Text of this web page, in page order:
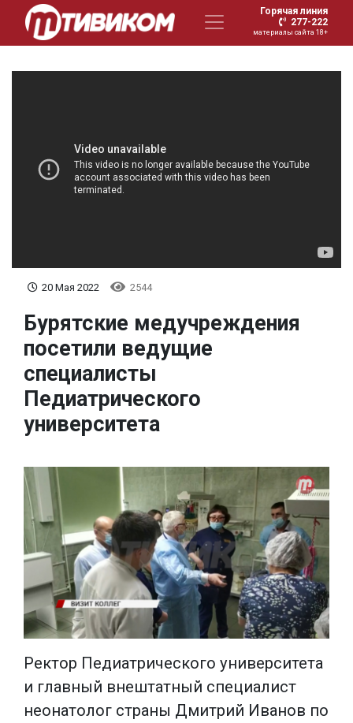
Горячая линия
277-222
материалы сайта 18+
20 Мая 2022 2544
Бурятские медучреждения
посетили ведущие
специалисты
Педиатрического
университета
Ректор Педиатрического университета
и главный внештатный специалист
неонатолог страны Дмитрий Иванов по